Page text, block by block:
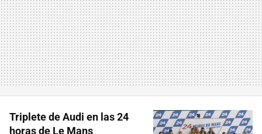
Triplete de Audi en las 24
horas de Le Mans